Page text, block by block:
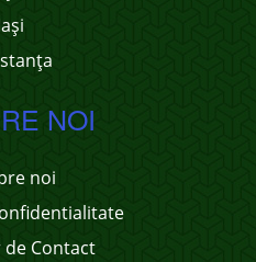
NOI
noi
Contact